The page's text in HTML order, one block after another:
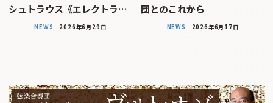
シュトラウス《エレクトラ…
NEWS 2026年6月29日
団とのこれから
NEWS 2026年6月17日